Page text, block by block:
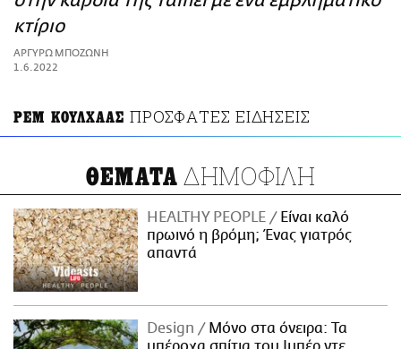
ΑΜΠΑ
PRINT
κτίριο
ΑΡΓΥΡΩ ΜΠΟΖΩΝΗ
1.6.2022
ΡΕΜ ΚΟΥΛΧΑΑΣ ΠΡΟΣΦΑΤΕΣ ΕΙΔΗΣΕΙΣ
ΘΕΜΑΤΑ ΔΗΜΟΦΙΛΗ
HEALTHY PEOPLE
Είναι καλό
πρωινό η βρόμη; Ένας γιατρός
απαντά
Design
Μόνο στα όνειρα: Τα